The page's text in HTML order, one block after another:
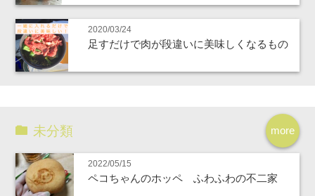
2020/03/24
足すだけで肉が段違いに美味しくなるもの
more
未分類
2022/05/15
ペコちゃんのホッペ ふわふわの不二家